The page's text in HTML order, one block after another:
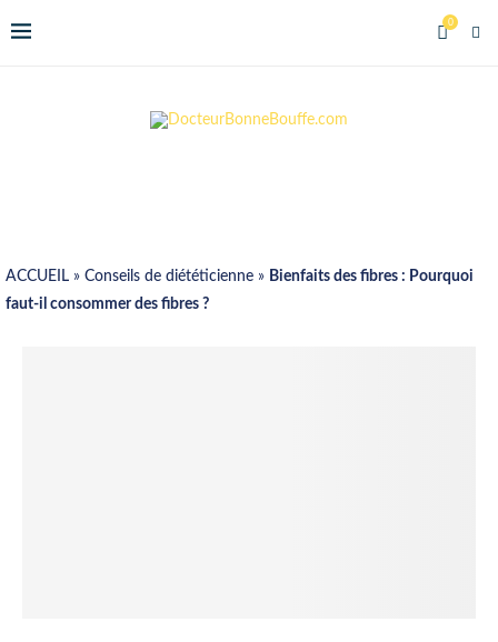
0
ACCUEIL » Conseils de diététicienne » Bienfaits des fibres : Pourquoi
faut-il consommer des fibres ?